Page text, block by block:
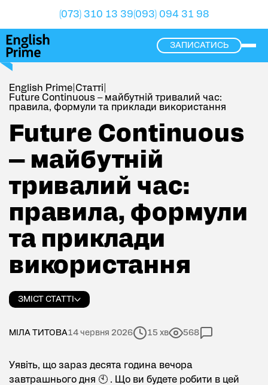
(073) 310 13 39(093) 094 31 98
ЗАПИСАТИСЬ
English Prime Статті
Future Continuous – майбутній тривалий час:
правила, формули та приклади використання
Future Continuous – майбутній тривалий час:
Future Continuous
– майбутній
тривалий час:
правила, формули
та приклади
використання
ЗМІСТ СТАТТІ
МІЛА ТИТОВА14 червня 2026 15 хв 568
Уявіть, що зараз десята година вечора
завтрашнього дня 🕙 . Що ви будете робити в цей